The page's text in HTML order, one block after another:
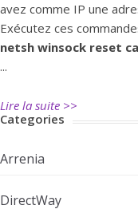
avez comme IP une
Exécutez ces
netsh winsock reset
...
Lire la suite >>
Categories
Arrenia
DirectWay